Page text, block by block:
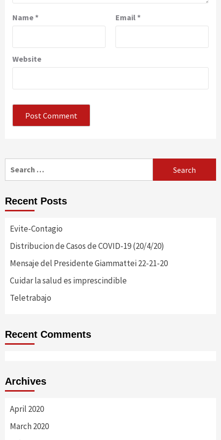
Name* Email*
Website
Recent Posts
Evite-Contagio
Distribucion de Casos de COVID-19 (20/4/20)
Mensaje del Presidente Giammattei 22-21-20
Cuidar la salud es imprescindible
Teletrabajo
Recent Comments
Archives
April 2020
March 2020